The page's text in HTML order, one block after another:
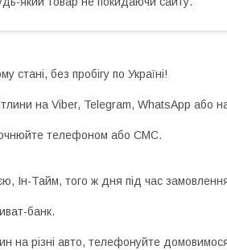
без пробігу по Україні!
на Viber, Telegram, WhatsApp або
телефоном або СМС.
Ін-Тайм, того ж дня під час
банк.
на різні авто, телефонуйте